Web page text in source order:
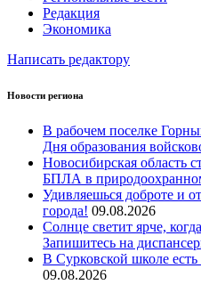
Редакция
Экономика
Написать редактору
Новости региона
В рабочем поселке
Дня образования
Новосибирская область
БПЛА в
Удивляешься доброте и
города! 09.08.2026
Солнце светит ярче,
Запишитесь на
В Сурковской школе есть
09.08.2026